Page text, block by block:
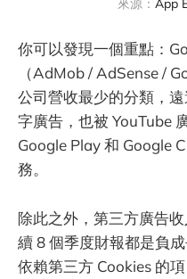
來源： App
你可以發現一個重點：
（AdMob / AdSense /
公司營收最少的分類，
字廣告，也被 YouTube
Google Play 和 Google
務。
除此之外，第三方廣告
續 8 個季度財報都是負
依賴第三方 Cookies 的